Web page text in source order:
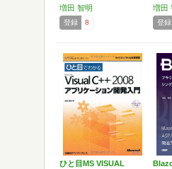
増田 智明
登録 8
増田
登録
ひと目MS VISUAL